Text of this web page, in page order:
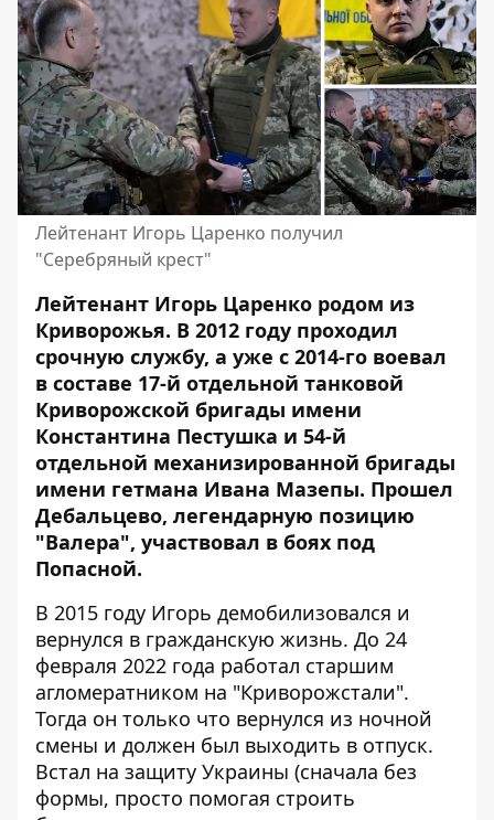
Лейтенант Игорь Царенко получил
"Серебряный крест"
Лейтенант Игорь Царенко родом из
Криворожья. В 2012 году проходил
срочную службу, а уже с 2014-го воевал
в составе 17-й отдельной танковой
Криворожской бригады имени
Константина Пестушка и 54-й
отдельной механизированной бригады
имени гетмана Ивана Мазепы. Прошел
Дебальцево, легендарную позицию
"Валера", участвовал в боях под
Попасной.
В 2015 году Игорь демобилизовался и
вернулся в гражданскую жизнь. До 24
февраля 2022 года работал старшим
агломератником на "Криворожстали".
Тогда он только что вернулся из ночной
смены и должен был выходить в отпуск.
Встал на защиту Украины (сначала без
формы, просто помогая строить